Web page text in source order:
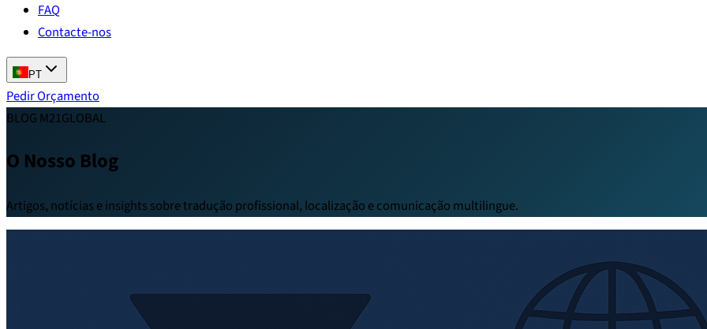
FAQ
Contacte-nos
PT
Pedir Orçamento
BLOG M21GLOBAL
O Nosso Blog
Artigos, notícias e insights sobre tradução profissional, localização e comunicação multilingue.